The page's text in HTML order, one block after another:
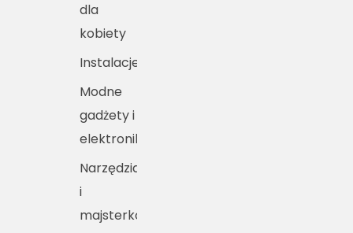
dla
kobiety
Instalacje
Modne
gadżety i
elektronika
Narzędzia
i
majsterkowanie